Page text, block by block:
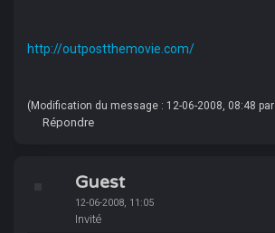
http://outpostthemovie.com/
(Modification du message : 12-06-2008, 08:48 par
Répondre
Guest
12-06-2008, 11:05
Invité